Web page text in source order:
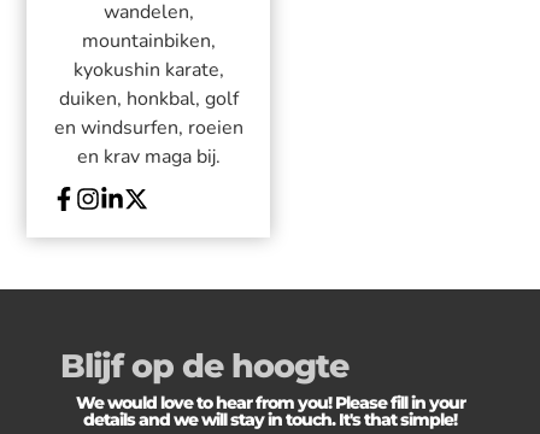
wandelen,
mountainbiken,
kyokushin karate,
duiken, honkbal, golf
en windsurfen, roeien
en krav maga bij.
Blijf op de hoogte
We would love to hear from you! Please fill in your
details and we will stay in touch. It's that simple!